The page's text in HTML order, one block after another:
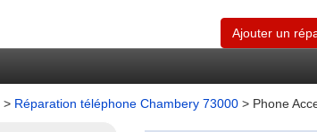
Ajouter un
> Réparation téléphone Chambery 73000 > Phone